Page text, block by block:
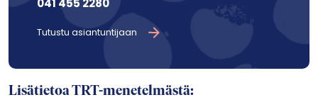
041 455 2280
Tutustu asiantuntijaan
Lisätietoa TRT-menetelmästä: